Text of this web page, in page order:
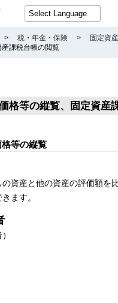
> 税・年金・保険 > 固定資
課税台帳の閲覧
格等の縦覧、固定資産
等の縦覧
資産と他の資産の評価額を
ます。